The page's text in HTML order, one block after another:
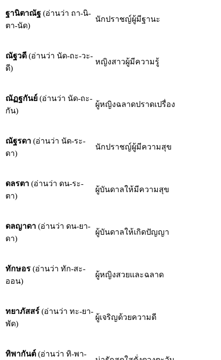
ฐานิตาณัฐ (อ่านว่า ถา-นิ-
ตา-นัด)
นักปราชญ์ผู้มีฐานะ
ณัฐวดี (อ่านว่า นัด-ถะ-วะ-
ดี)
หญิงสาวผู้มีความรู้
ณัฏฐกันย์ (อ่านว่า นัด-ถะ-
กัน)
ผู้หญิงฉลาดปราดเปรื่อง
ณัฐรดา (อ่านว่า นัด-ระ-
ดา)
นักปราชญ์ผู้มีความสุข
ดลรตา (อ่านว่า ดน-ระ-
ตา)
ผู้บันดาลให้มีความสุข
ดลญาดา (อ่านว่า ดน-ยา-
ดา)
ผู้บันดาลให้เกิดปัญญา
ทักษอร (อ่านว่า ทัก-สะ-
ออน)
ผู้หญิงสวยและฉลาด
ทยาภัสสร์ (อ่านว่า ทะ-ยา-
พัด)
ผู้เจริญด้วยความดี
ทิพากันต์ (อ่านว่า ทิ-พา-